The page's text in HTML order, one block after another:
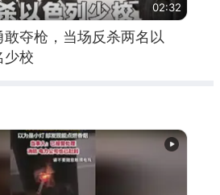
02:32
敢夺枪，当场反杀两名以
少校